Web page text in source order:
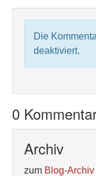
Die
deaktiviert.
0
Archiv
zum Blog-Archiv